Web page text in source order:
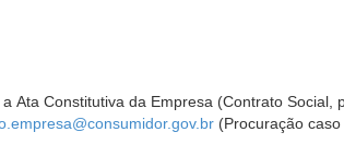
Ata Constitutiva da Empresa (Contrato Social,
(Procuração